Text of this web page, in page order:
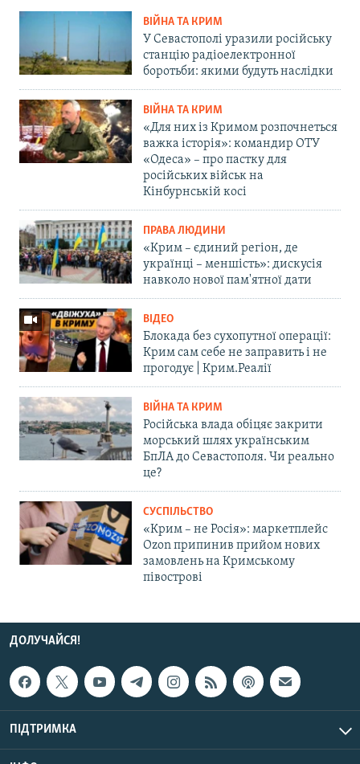
ВІЙНА ТА КРИМ
У Севастополі уразили російську
станцію радіоелектронної
боротьби: якими будуть наслідки
ВІЙНА ТА КРИМ
«Для них із Кримом розпочнеться
важка історія»: командир ОТУ
«Одеса» – про пастку для
російських військ на
Кінбурнській косі
ПРАВА ЛЮДИНИ
«Крим – єдиний регіон, де
українці – меншість»: дискусія
навколо нової пам'ятної дати
ВІДЕО
Блокада без сухопутної операції:
Крим сам себе не заправить і не
прогодує | Крим.Реалії
ВІЙНА ТА КРИМ
Російська влада обіцяє закрити
морський шлях українським
БпЛА до Севастополя. Чи реально
це?
СУСПІЛЬСТВО
«Крим – не Росія»: маркетплейс
Ozon припинив прийом нових
замовлень на Кримському
півострові
ДОЛУЧАЙСЯ!
ПІДТРИМКА